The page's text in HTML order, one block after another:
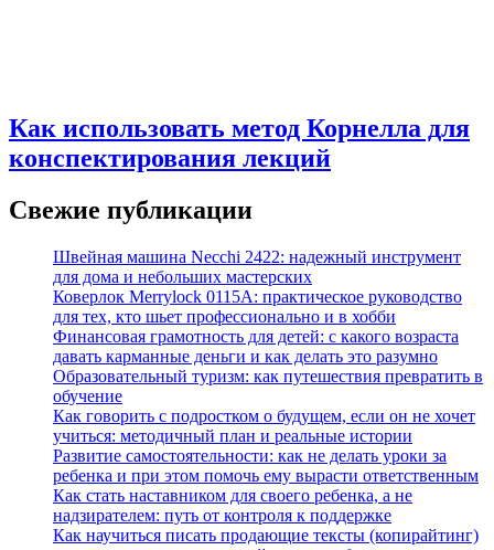
Как использовать метод Корнелла для
конспектирования лекций
Свежие публикации
Швейная машина Necchi 2422: надежный инструмент
для дома и небольших мастерских
Коверлок Merrylock 0115A: практическое руководство
для тех, кто шьет профессионально и в хобби
Финансовая грамотность для детей: с какого возраста
давать карманные деньги и как делать это разумно
Образовательный туризм: как путешествия превратить в
обучение
Как говорить с подростком о будущем, если он не хочет
учиться: методичный план и реальные истории
Развитие самостоятельности: как не делать уроки за
ребенка и при этом помочь ему вырасти ответственным
Как стать наставником для своего ребенка, а не
надзирателем: путь от контроля к поддержке
Как научиться писать продающие тексты (копирайтинг)